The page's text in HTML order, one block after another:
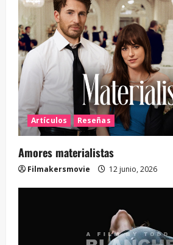
Artículos Reseñas
Amores materialistas
Filmakersmovie 12 junio, 2026